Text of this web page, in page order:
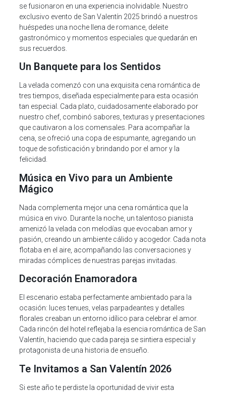
se fusionaron en una experiencia inolvidable. Nuestro
exclusivo evento de San Valentín 2025 brindó a nuestros
huéspedes una noche llena de romance, deleite
gastronómico y momentos especiales que quedarán en
sus recuerdos.
Un Banquete para los Sentidos
La velada comenzó con una exquisita cena romántica de
tres tiempos, diseñada especialmente para esta ocasión
tan especial. Cada plato, cuidadosamente elaborado por
nuestro chef, combinó sabores, texturas y presentaciones
que cautivaron a los comensales. Para acompañar la
cena, se ofreció una copa de espumante, agregando un
toque de sofisticación y brindando por el amor y la
felicidad.
Música en Vivo para un Ambiente
Mágico
Nada complementa mejor una cena romántica que la
música en vivo. Durante la noche, un talentoso pianista
amenizó la velada con melodías que evocaban amor y
pasión, creando un ambiente cálido y acogedor. Cada nota
flotaba en el aire, acompañando las conversaciones y
miradas cómplices de nuestras parejas invitadas.
Decoración Enamoradora
El escenario estaba perfectamente ambientado para la
ocasión: luces tenues, velas parpadeantes y detalles
florales creaban un entorno idílico para celebrar el amor.
Cada rincón del hotel reflejaba la esencia romántica de San
Valentín, haciendo que cada pareja se sintiera especial y
protagonista de una historia de ensueño.
Te Invitamos a San Valentín 2026
Si este año te perdiste la oportunidad de vivir esta